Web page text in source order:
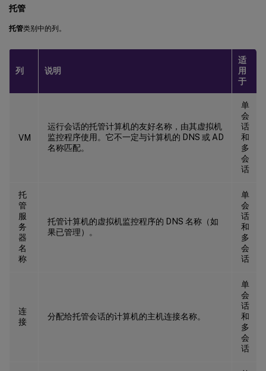
托管
托管类别中的列。
列 说明
适
用
于
VM
运行会话的托管计算机的友好名称，由其虚拟机
监控程序使用。它不一定与计算机的 DNS 或 AD
名称匹配。
单
会
话
和
多
会
话
托
管
服
务
器
名
称
托管计算机的虚拟机监控程序的 DNS 名称（如
果已管理）。
单
会
话
和
多
会
话
连
接
分配给托管会话的计算机的主机连接名称。
单
会
话
和
多
会
话